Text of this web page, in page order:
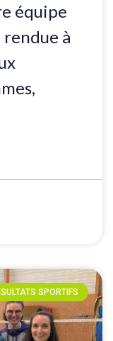
équipe
rendue à
SPORTIFS